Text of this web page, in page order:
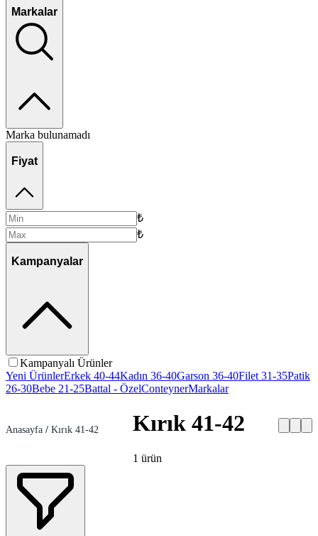
Markalar
Marka bulunamadı
Fiyat
₺
₺
Kampanyalar
Kampanyalı Ürünler
Yeni ÜrünlerErkek 40-44Kadın 36-40Garson 36-40Filet 31-35Patik
26-30Bebe 21-25Battal - ÖzelConteynerMarkalar
Anasayfa / Kırık 41-42 Kırık 41-42
1 ürün